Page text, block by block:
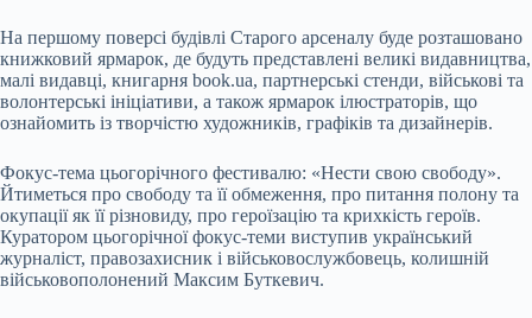
На першому поверсі будівлі Старого арсеналу буде розташовано
книжковий ярмарок, де будуть представлені великі видавництва,
малі видавці, книгарня book.ua, партнерські стенди, військові та
волонтерські ініціативи, а також ярмарок ілюстраторів, що
ознайомить із творчістю художників, графіків та дизайнерів.
Фокус-тема цьогорічного фестивалю: «Нести свою свободу».
Йтиметься про свободу та її обмеження, про питання полону та
окупації як її різновиду, про героїзацію та крихкість героїв.
Куратором цьогорічної фокус-теми виступив український
журналіст, правозахисник і військовослужбовець, колишній
військовополонений Максим Буткевич.